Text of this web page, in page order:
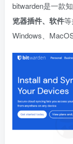
bitwarden是一款
览器插件、软件
Windows、